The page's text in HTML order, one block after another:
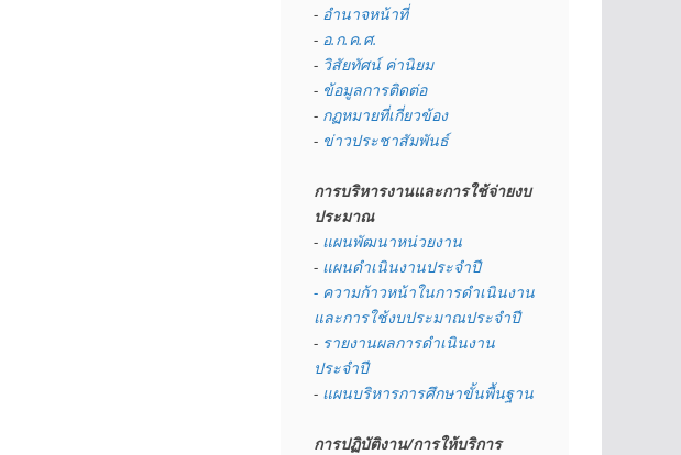
- อำนาจหน้าที่
- อ.ก.ค.ศ.
- วิสัยทัศน์ ค่านิยม
- ข้อมูลการติดต่อ
- กฏหมายที่เกี่ยวข้อง
- ข่าวประชาสัมพันธ์
การบริหารงานและการใช้จ่ายงบ
ประมาณ
- แผนพัฒนาหน่วยงาน
- แผนดำเนินงานประจำปี
- ความก้าวหน้าในการดำเนินงาน
และการใช้งบประมาณประจำปี
- รายงานผลการดำเนินงาน
ประจำปี
- แผนบริหารการศึกษาขั้นพื้นฐาน
การปฏิบัติงาน/การให้บริการ